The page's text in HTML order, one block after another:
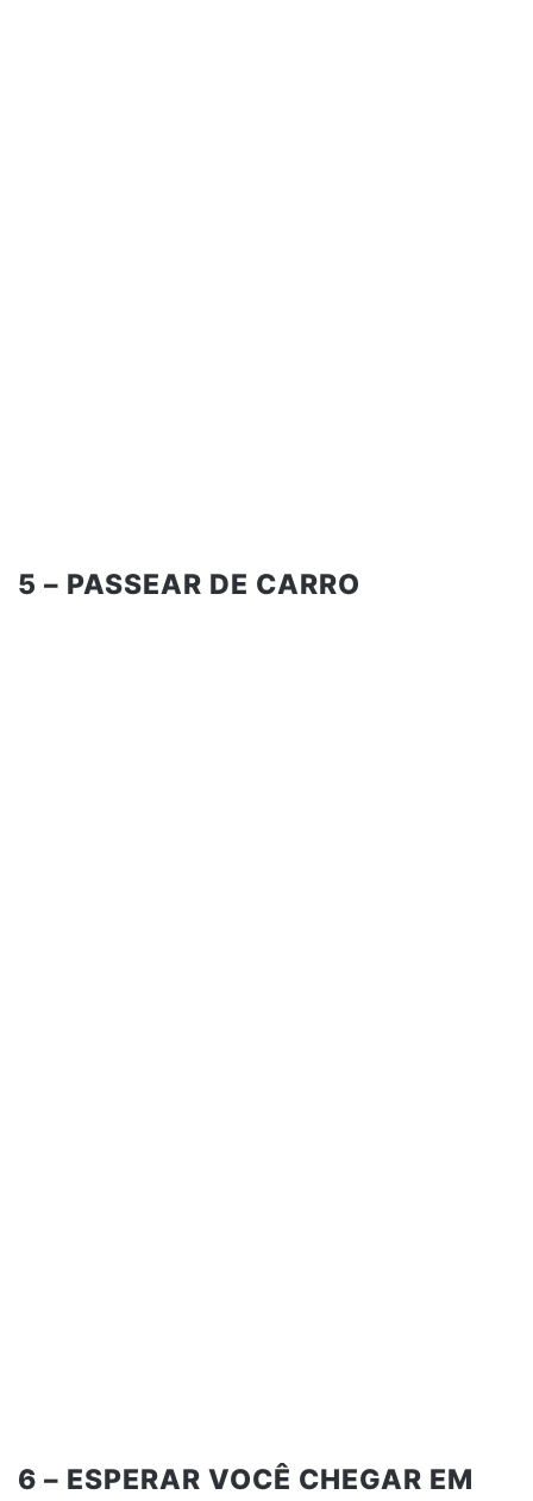
5 – PASSEAR DE CARRO
6 – ESPERAR VOCÊ CHEGAR EM